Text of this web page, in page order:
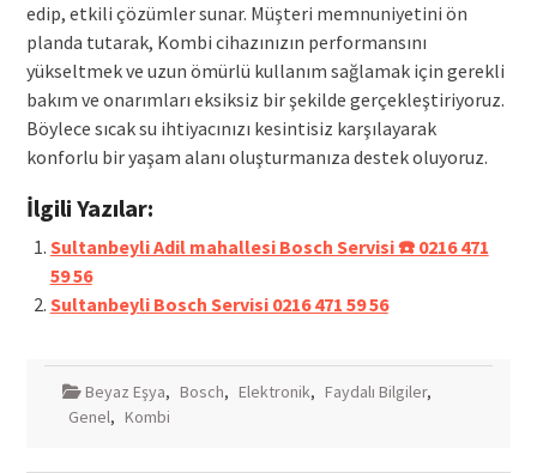
edip, etkili çözümler sunar. Müşteri memnuniyetini ön
planda tutarak, Kombi cihazınızın performansını
yükseltmek ve uzun ömürlü kullanım sağlamak için gerekli
bakım ve onarımları eksiksiz bir şekilde gerçekleştiriyoruz.
Böylece sıcak su ihtiyacınızı kesintisiz karşılayarak
konforlu bir yaşam alanı oluşturmanıza destek oluyoruz.
İlgili Yazılar:
Sultanbeyli Adil mahallesi Bosch Servisi ☎️ 0216 471
59 56
Sultanbeyli Bosch Servisi 0216 471 59 56
Beyaz Eşya, Bosch, Elektronik, Faydalı Bilgiler,
Genel, Kombi